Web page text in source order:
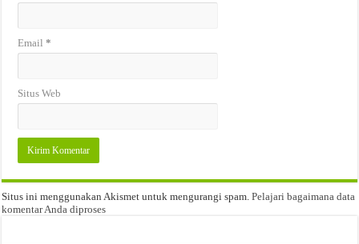
Email*
Situs Web
Situs ini menggunakan Akismet untuk mengurangi spam.Pelajari bagaimana data
komentar Anda diproses